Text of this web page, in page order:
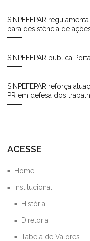
SINPEFEPAR
para desistência de
SINPEFEPAR publica
SINPEFEPAR reforça
PR em defesa dos
ACESSE
Home
Institucional
História
Diretoria
Tabela de Valores